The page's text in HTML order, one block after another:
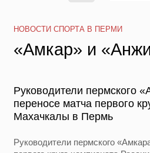
НОВОСТИ СПОРТА В ПЕРМИ
«Амкар» и
Руководители пермского
переносе матча первого
Махачкалы в Пермь
Руководители пермского